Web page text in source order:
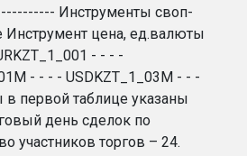
Инструменты своп-
цена, ед.валюты
- - - -
- - - - USDKZT_1_03M - - -
первой таблице указаны
день сделок по
участников торгов – 24.